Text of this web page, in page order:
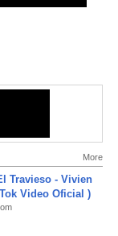
More
Travieso - Vivien
Video Oficial )